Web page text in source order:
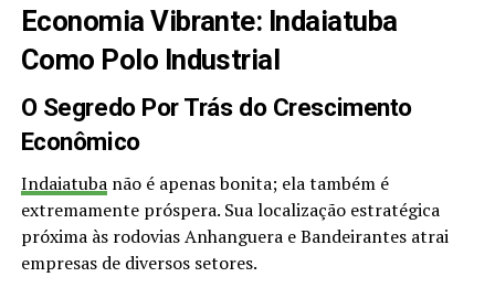
Economia Vibrante: Indaiatuba
Como Polo Industrial
O Segredo Por Trás do Crescimento
Econômico
Indaiatubanão é apenas bonita; ela também é
extremamente próspera. Sua localização estratégica
próxima às rodovias Anhanguera e Bandeirantes atrai
empresas de diversos setores.